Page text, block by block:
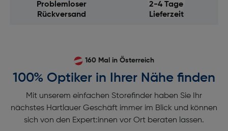
Bildschirmdiagonale ["]: 10,86
Touch-Technologie: Multitouch
Anschlüsse und Schnittstellen
Kopfhörerausgang: Nein
Gewicht und Abmessungen
Problemloser
Rückversand
2-4 Tage
Lieferzeit
160 Mal in Österreich
100% Optiker in Ihrer Nähe finden
Mit unserem einfachen Storefinder haben Sie Ihr
nächstes Hartlauer Geschäft immer im Blick und können
sich von den Expert:innen vor Ort beraten lassen.